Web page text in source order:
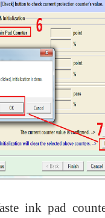
ink pad